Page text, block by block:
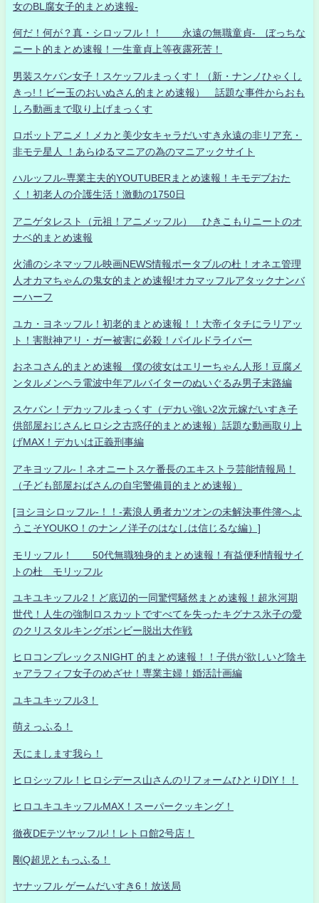
女のBL腐女子的まとめ速報-
何だ！何が？真・シロッフル！！ 永遠の無職童貞- ぼっちな
ニート的まとめ速報！一生童貞上等夜露死苦！
男装スケバン女子！スケッフルまっくす！（新・ナンノひゃくし
きっ!！ビー玉のおいぬさん的まとめ速報） 話題な事件からおも
しろ動画まで取り上げまっくす
ロボットアニメ！メカと美少女キャラだいすき永遠の非リア充・
非モテ星人 ！あらゆるマニアの為のマニアックサイト
ハルッフル-専業主夫的YOUTUBERまとめ速報！キモデブおた
く！初老人の介護生活！激動の1750日
アニゲタレスト（元祖！アニメッフル） ひきこもりニートのオ
ナベ的まとめ速報
火浦のシネマッフル映画NEWS情報ポータブルの杜！オネエ管理
人オカマちゃんの鬼女的まとめ速報!オカマッフルアタックナンバ
ーハーフ
ユカ・ヨネッフル！初老的まとめ速報！！大帝イタチにラリアッ
ト！害獣神アリ・ガー被害に必殺！パイルドライバー
おネコさん的まとめ速報 僕の彼女はエリーちゃん人形！豆腐メ
ンタルメンヘラ電波中年アルバイターのぬいぐるみ男子末路編
スケバン！デカッフルまっくす（デカい強い2次元嫁だいすき子
供部屋おじさんヒロシ之古惑仔的まとめ速報）話題な動画取り上
げMAX！デカいは正義刑事編
アキヨッフル-！ネオニートスケ番長のエキストラ芸能情報局！
（子ども部屋おばさんの自宅警備員的まとめ速報）
[ヨシヨシロッフル-！！-素浪人勇者カツオンの未解決事件簿へよ
うこそYOUKO！のナンノ洋子のはなしは信じるな編）]
モリッフル！ 50代無職独身的まとめ速報！有益便利情報サイ
トの杜 モリッフル
ユキユキッフル2！ど底辺的一同驚愕騒然まとめ速報！超氷河期
世代！人生の強制ロスカットですべてを失ったキグナス氷子の愛
のクリスタルキングボンビー脱出大作戦
ヒロコンプレックスNIGHT 的まとめ速報！！子供が欲しいど陰キ
ャアラフィフ女子のめざせ！専業主婦！婚活計画編
ユキユキッフル3！
萌えっふる！
天にまします我ら！
ヒロシッフル！ヒロシデース山さんのリフォームひとりDIY！！
ヒロユキユキッフルMAX！スーパークッキング！
徹夜DEテツヤッフル!！レトロ館2号店！
剛Q超児ともっふる！
ヤナッフル ゲームだいすき6！放送局